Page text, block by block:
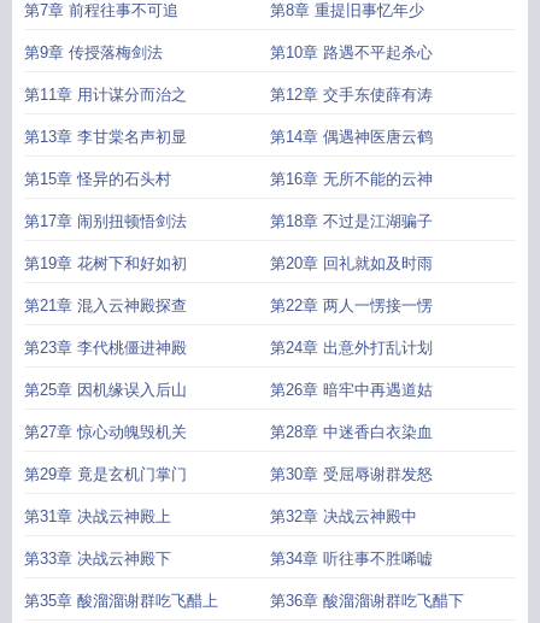
思玉楼金阙慵归去注7玉楼金阙慵归去全诗的解释“玉楼金阙慵归去
慵归去 且插梅花醉洛阳是李白的诗吗
玉楼金阙慵归去且插梅花醉洛阳的拼音
诗玉楼金阙慵归去暗示什么 且插梅花醉洛阳甄嬛传玉楼金阙慵归去且插梅花醉
洛阳李白 玉楼金阙慵归去拼音 玉楼金阙慵归去 且插梅花醉洛阳是谁的诗
第7章 前程往事不可追 第8章 重提旧事忆年少
第9章 传授落梅剑法 第10章 路遇不平起杀心
第11章 用计谋分而治之 第12章 交手东使薛有涛
第13章 李甘棠名声初显 第14章 偶遇神医唐云鹤
第15章 怪异的石头村 第16章 无所不能的云神
第17章 闹别扭顿悟剑法 第18章 不过是江湖骗子
第19章 花树下和好如初 第20章 回礼就如及时雨
第21章 混入云神殿探查 第22章 两人一愣接一愣
第23章 李代桃僵进神殿 第24章 出意外打乱计划
第25章 因机缘误入后山 第26章 暗牢中再遇道姑
第27章 惊心动魄毁机关 第28章 中迷香白衣染血
第29章 竟是玄机门掌门 第30章 受屈辱谢群发怒
第31章 决战云神殿上 第32章 决战云神殿中
第33章 决战云神殿下 第34章 听往事不胜唏嘘
第35章 酸溜溜谢群吃飞醋上 第36章 酸溜溜谢群吃飞醋下